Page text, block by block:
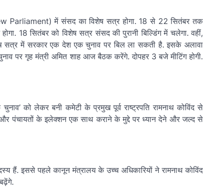
Parliament) में संसद का विशेष सत्र होगा. 18 से 22 सितंबर तक
18 सितंबर को विशेष सत्र संसद की पुरानी बिल्डिंग में चलेगा. वहीं,
सत्र में सरकार एक देश एक चुनाव पर बिल ला सकती है. इसके अलावा
पर गृह मंत्री अमित शाह आज बैठक करेंगे. दोपहर 3 बजे मीटिंग होगी.
को लेकर बनी कमेटी के प्रमुख पूर्व राष्ट्रपति रामनाथ कोविंद से
पंचायतों के इलेक्शन एक साथ कराने के मुद्दे पर ध्यान देने और जल्द से
हैं. इससे पहले कानून मंत्रालय के उच्च अधिकारियों ने रामनाथ कोविंद